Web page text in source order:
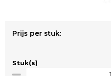
Prijs per stuk:
Stuk(s)